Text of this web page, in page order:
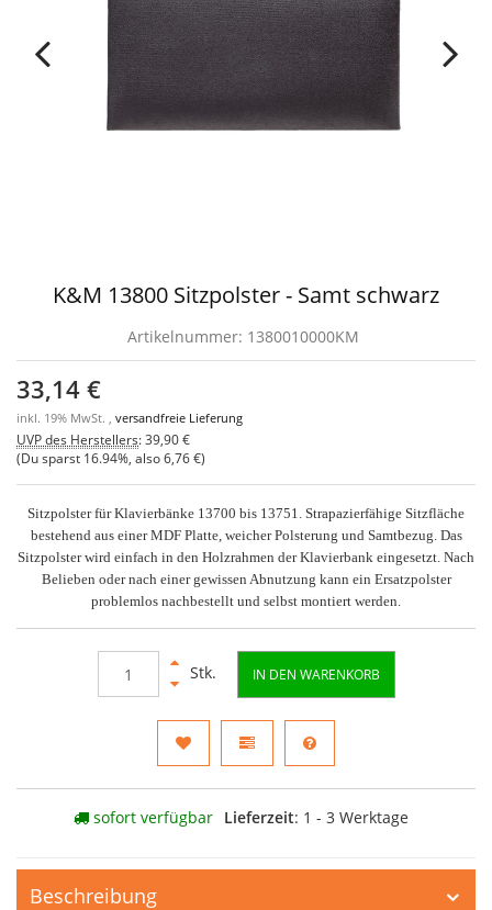
K&M 13800 Sitzpolster - Samt schwarz
Artikelnummer: 1380010000KM
33,14 €
inkl. 19% MwSt. , versandfreie Lieferung
UVP des Herstellers:39,90 €
(Du sparst 16.94% , also6,76 €)
Sitzpolster für Klavierbänke 13700 bis 13751. Strapazierfähige Sitzfläche
bestehend aus einer MDF Platte, weicher Polsterung und Samtbezug. Das
Sitzpolster wird einfach in den Holzrahmen der Klavierbank eingesetzt. Nach
Belieben oder nach einer gewissen Abnutzung kann ein Ersatzpolster
problemlos nachbestellt und selbst montiert werden.
Stk. IN DEN WARENKORB
sofort verfügbar Lieferzeit: 1 - 3 Werktage
Beschreibung